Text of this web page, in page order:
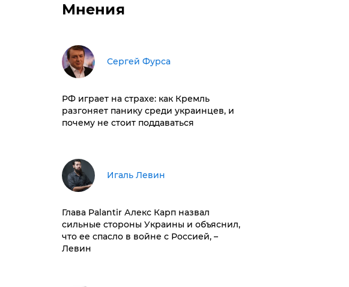
Мнения
Сергей Фурса
РФ играет на страхе: как Кремль
разгоняет панику среди украинцев, и
почему не стоит поддаваться
Игаль Левин
Глава Palantir Алекс Карп назвал
сильные стороны Украины и объяснил,
что ее спасло в войне с Россией, –
Левин